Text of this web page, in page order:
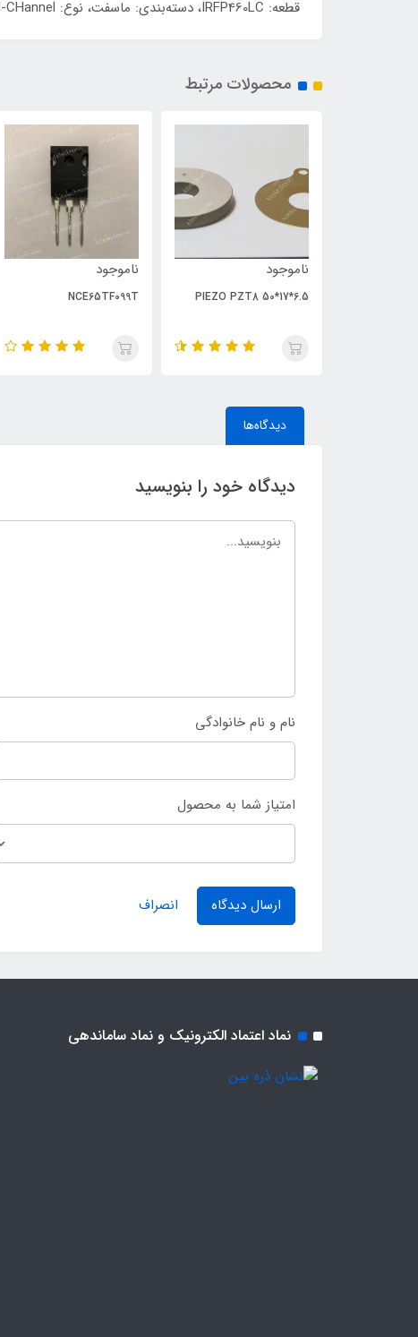
قطعه: IRFP460LC، دسته‌بندی: ماسفت، نوع: N-CHannel، ولتاژ: 500 ولت، جریان دهی: 20 آمپر، توان: 280 وات، کیفیت: ORIGINAL.
محصولات مرتبط
ناموجود
PIEZO PZT8 50*17*6.5
ناموجود
NCE65TF099T
دیدگاه‌ها
دیدگاه خود را بنویسید
نام و نام خانوادگی
امتیاز شما به محصول
ارسال دیدگاه انصراف
نماد اعتماد الکترونیک و نماد ساماندهی